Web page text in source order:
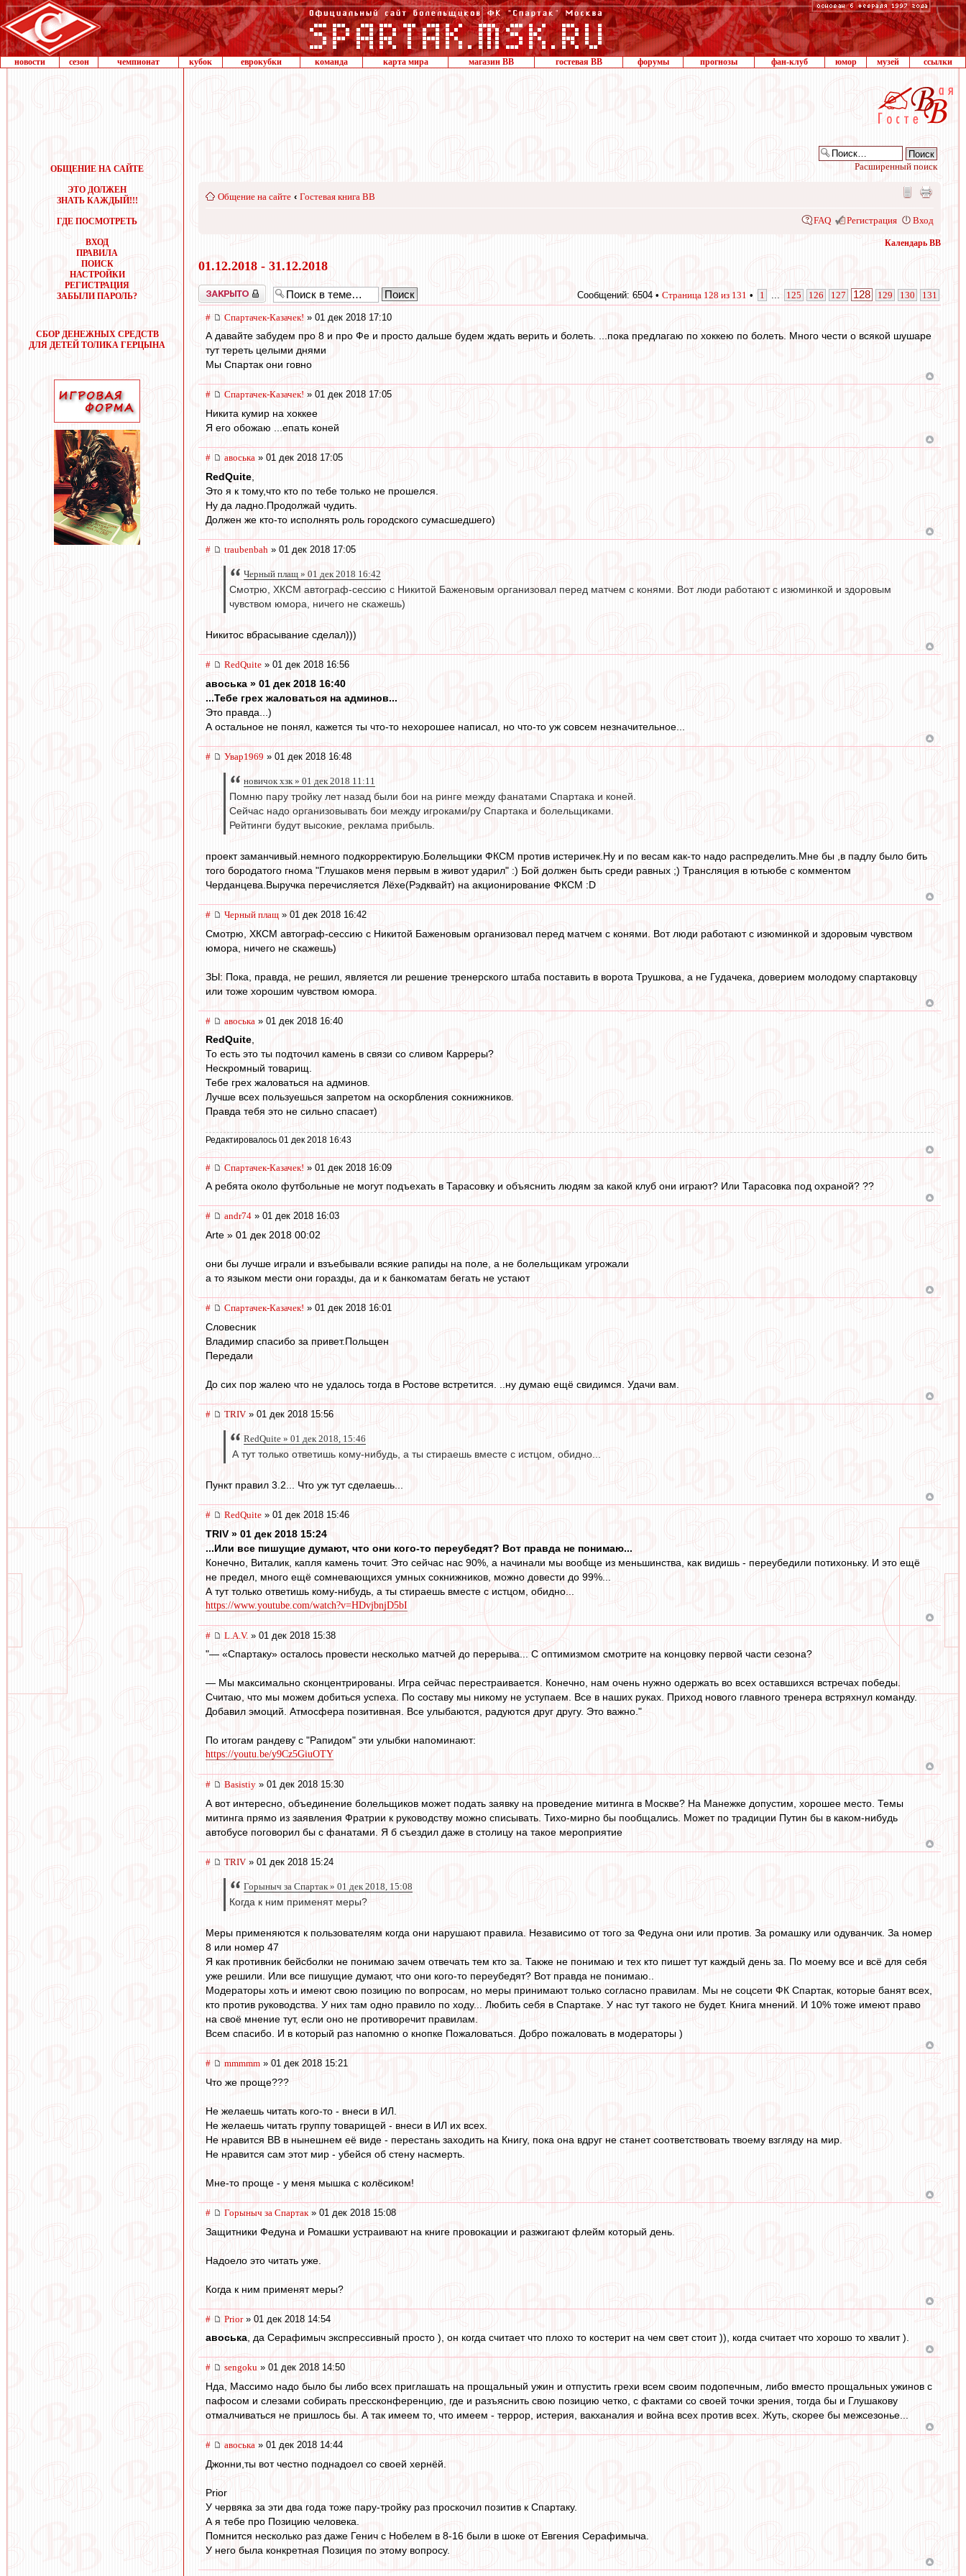
новости сезон чемпионат кубок еврокубки команда карта мира магазин ВВ гостевая ВВ форумы прогнозы фан-клуб юмор музей ссылки
ОБЩЕНИЕ НА САЙТЕ
ЭТО ДОЛЖЕН
ЗНАТЬ КАЖДЫЙ!!!
ГДЕ ПОСМОТРЕТЬ
ВХОД
ПРАВИЛА
ПОИСК
НАСТРОЙКИ
РЕГИСТРАЦИЯ
ЗАБЫЛИ ПАРОЛЬ?
СБОР ДЕНЕЖНЫХ СРЕДСТВ
ДЛЯ ДЕТЕЙ ТОЛИКА ГЕРЦЫНА
Расширенный поиск
Общение на сайте ‹ Гостевая книга ВВ
FAQ Регистрация Вход
Календарь ВВ
01.12.2018 - 31.12.2018
Закрыто Сообщений: 6504 • Страница 128 из 131 • 1 125 126 127 128 129 130 131
# Спартачек-Казачек! » 01 дек 2018 17:10
А давайте забудем про 8 и про Фе и просто дальше будем ждать верить и болеть. ...пока предлагаю по хоккею по болеть. Много чести о всякой шушаре
тут тереть целыми днями
Мы Спартак они говно
# Спартачек-Казачек! » 01 дек 2018 17:05
Никита кумир на хоккее
Я его обожаю ...епать коней
# авоська » 01 дек 2018 17:05
RedQuite
Это я к тому,что кто по тебе только не прошелся.
Ну да ладно.Продолжай чудить.
Должен же кто-то исполнять роль городского сумасшедшего)
# traubenbah » 01 дек 2018 17:05
Черный плащ » 01 дек 2018 16:42
Смотрю, ХКСМ автограф-сессию с Никитой Баженовым организовал перед матчем с конями. Вот люди работают с изюминкой и здоровым
чувством юмора, ничего не скажешь)
Никитос вбрасывание сделал)))
# RedQuite » 01 дек 2018 16:56
авоська » 01 дек 2018 16:40
...Тебе грех жаловаться на админов...
Это правда...)
А остальное не понял, кажется ты что-то нехорошее написал, но что-то уж совсем незначительное...
# Увар1969 » 01 дек 2018 16:48
новичок хзк » 01 дек 2018 11:11
Помню пару тройку лет назад были бои на ринге между фанатами Спартака и коней.
Сейчас надо организовывать бои между игроками/ру Спартака и болельщиками.
Рейтинги будут высокие, реклама прибыль.
проект заманчивый.немного подкорректирую.Болельщики ФКСМ против истеричек.Ну и по весам как-то надо распределить.Мне бы ,в падлу было бить
того бородатого гнома "Глушаков меня первым в живот ударил" :) Бой должен быть среди равных ;) Трансляция в ютьюбе с комментом
Черданцева.Выручка перечисляется Лёхе(Рэдквайт) на акционирование ФКСМ :D
# Черный плащ » 01 дек 2018 16:42
Смотрю, ХКСМ автограф-сессию с Никитой Баженовым организовал перед матчем с конями. Вот люди работают с изюминкой и здоровым чувством
юмора, ничего не скажешь)
ЗЫ: Пока, правда, не решил, является ли решение тренерского штаба поставить в ворота Трушкова, а не Гудачека, доверием молодому спартаковцу
или тоже хорошим чувством юмора.
# авоська » 01 дек 2018 16:40
RedQuite,
То есть это ты подточил камень в связи со сливом Карреры?
Нескромный товарищ.
Тебе грех жаловаться на админов.
Лучше всех пользуешься запретом на оскорбления сокнижников.
Правда тебя это не сильно спасает)
Редактировалось 01 дек 2018 16:43
# Спартачек-Казачек! » 01 дек 2018 16:09
А ребята около футбольные не могут подъехать в Тарасовку и объяснить людям за какой клуб они играют? Или Тарасовка под охраной? ??
# andr74 » 01 дек 2018 16:03
Arte » 01 дек 2018 00:02
они бы лучше играли и взъебывали всякие рапиды на поле, а не болельщикам угрожали
а то языком мести они горазды, да и к банкоматам бегать не устают
# Спартачек-Казачек! » 01 дек 2018 16:01
Словесник
Владимир спасибо за привет.Польщен
Передали
До сих пор жалею что не удалось тогда в Ростове встретится. ..ну думаю ещё свидимся. Удачи вам.
# TRIV » 01 дек 2018 15:56
RedQuite » 01 дек 2018, 15:46
А тут только ответишь кому-нибудь, а ты стираешь вместе с истцом, обидно...
Пункт правил 3.2... Что уж тут сделаешь...
# RedQuite » 01 дек 2018 15:46
TRIV » 01 дек 2018 15:24
...Или все пишущие думают, что они кого-то переубедят? Вот правда не понимаю...
Конечно, Виталик, капля камень точит. Это сейчас нас 90%, а начинали мы вообще из меньшинства, как видишь - переубедили потихоньку. И это ещё
не предел, много ещё сомневающихся умных сокнижников, можно довести до 99%...
А тут только ответишь кому-нибудь, а ты стираешь вместе с истцом, обидно...
https://www.youtube.com/watch?v=HDvjbnjD5bI
# L.А.V. » 01 дек 2018 15:38
"— «Спартаку» осталось провести несколько матчей до перерыва... С оптимизмом смотрите на концовку первой части сезона?
— Мы максимально сконцентрированы. Игра сейчас перестраивается. Конечно, нам очень нужно одержать во всех оставшихся встречах победы.
Считаю, что мы можем добиться успеха. По составу мы никому не уступаем. Все в наших руках. Приход нового главного тренера встряхнул команду.
Добавил эмоций. Атмосфера позитивная. Все улыбаются, радуются друг другу. Это важно."
По итогам рандеву с "Рапидом" эти улыбки напоминают:
https://youtu.be/y9Cz5GiuOTY
# Basistiy » 01 дек 2018 15:30
А вот интересно, объединение болельщиков может подать заявку на проведение митинга в Москве? На Манежке допустим, хорошее место. Темы
митинга прямо из заявления Фратрии к руководству можно списывать. Тихо-мирно бы пообщались. Может по традиции Путин бы в каком-нибудь
автобусе поговорил бы с фанатами. Я б съездил даже в столицу на такое мероприятие
# TRIV » 01 дек 2018 15:24
Горыныч за Спартак » 01 дек 2018, 15:08
Когда к ним применят меры?
Меры применяются к пользователям когда они нарушают правила. Независимо от того за Федуна они или против. За ромашку или одуванчик. За номер
8 или номер 47
Я как противник бейсболки не понимаю зачем отвечать тем кто за. Также не понимаю и тех кто пишет тут каждый день за. По моему все и всё для себя
уже решили. Или все пишущие думают, что они кого-то переубедят? Вот правда не понимаю..
Модераторы хоть и имеют свою позицию по вопросам, но меры принимают только согласно правилам. Мы не соцсети ФК Спартак, которые банят всех,
кто против руководства. У них там одно правило по ходу... Любить себя в Спартаке. У нас тут такого не будет. Книга мнений. И 10% тоже имеют право
на своё мнение тут, если оно не противоречит правилам.
Всем спасибо. И в который раз напомню о кнопке Пожаловаться. Добро пожаловать в модераторы )
# mmmmm » 01 дек 2018 15:21
Что же проще???
Не желаешь читать кого-то - внеси в ИЛ.
Не желаешь читать группу товарищей - внеси в ИЛ их всех.
Не нравится ВВ в нынешнем её виде - перестань заходить на Книгу, пока она вдруг не станет соответствовать твоему взгляду на мир.
Не нравится сам этот мир - убейся об стену насмерть.
Мне-то проще - у меня мышка с колёсиком!
# Горыныч за Спартак» 01 дек 2018 15:08
Защитники Федуна и Ромашки устраивают на книге провокации и разжигают флейм который день.
Надоело это читать уже.
Когда к ним применят меры?
# Prior» 01 дек 2018 14:54
авоська, да Серафимыч экспрессивный просто ), он когда считает что плохо то костерит на чем свет стоит )), когда считает что хорошо то хвалит ).
# sengoku » 01 дек 2018 14:50
Нда, Массимо надо было бы либо всех приглашать на прощальный ужин и отпустить грехи всем своим подопечным, либо вместо прощальных ужинов с
пафосом и слезами собирать прессконференцию, где и разъяснить свою позицию четко, с фактами со своей точки зрения, тогда бы и Глушакову
отмалчиваться не пришлось бы. А так имеем то, что имеем - террор, истерия, вакханалия и война всех против всех. Жуть, скорее бы межсезонье...
# авоська » 01 дек 2018 14:44
Джонни,ты вот честно поднадоел со своей хернёй.
Prior
У червяка за эти два года тоже пару-тройку раз проскочил позитив к Спартаку.
А я тебе про Позицию человека.
Помнится несколько раз даже Генич с Нобелем в 8-16 были в шоке от Евгения Серафимыча.
У него была конкретная Позиция по этому вопросу.